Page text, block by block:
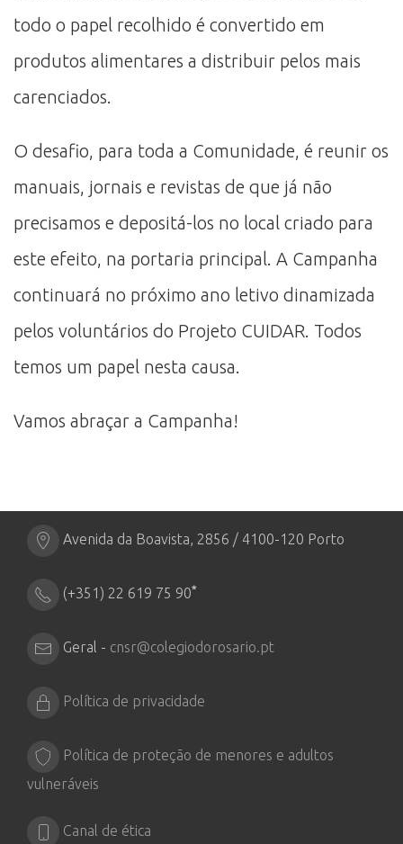
todo o papel recolhido é convertido em
produtos alimentares a distribuir pelos mais
carenciados.
O desafio, para toda a Comunidade, é reunir os
manuais, jornais e revistas de que já não
precisamos e depositá-los no local criado para
este efeito, na portaria principal. A Campanha
continuará no próximo ano letivo dinamizada
pelos voluntários do Projeto CUIDAR. Todos
temos um papel nesta causa.
Vamos abraçar a Campanha!
Avenida da Boavista, 2856 / 4100-120 Porto
(+351) 22 619 75 90*
Geral - cnsr@colegiodorosario.pt
Política de privacidade
Política de proteção de menores e adultos
vulneráveis
Canal de ética